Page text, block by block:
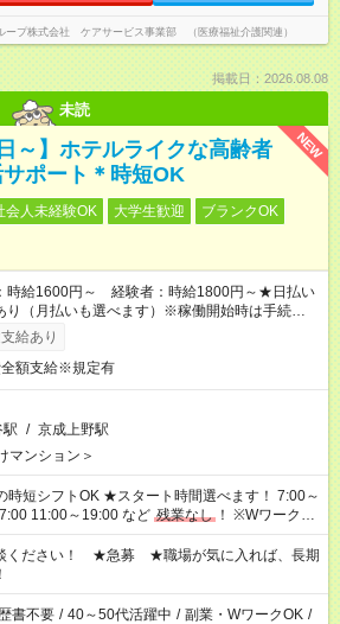
ープ株式会社 ケアサービス事業部 （医療福祉介護関連）
掲載日：2026.08.08
未読
NEW
～】ホテルライクな高齢者
ポート＊時短OK
会人未経験OK 大学生歓迎
ブランクOK
時給1600円～ 経験者：時給1800円～★日払い
り（月払いも選べます）※稼働開始時は手続き完
いとなります。
給あり
額支給※規定有
駅 / 京成上野駅
マンション＞
タート時間選べます！ 7:00～
11:00～19:00 など 残業なし ！ ※Wワークの
事と合わせ週40時間超の就業はご案内できませ
き、週20時間以上勤務は社会保険への加入対象
者派遣法（日雇い派遣の原則禁止）により、
の就業はご案内が難しい場合があります
ください！ ★急募 ★職場が気に入れば、長期
書不要 / 40～50代活躍中 / 副業・WワークOK /